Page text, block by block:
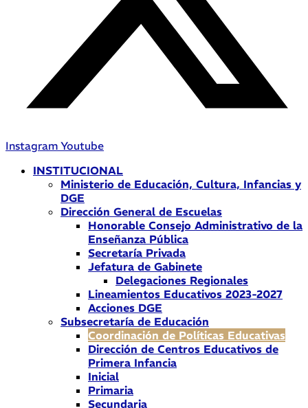
Instagram Youtube
INSTITUCIONAL
Ministerio de Educación, Cultura, Infancias y
DGE
Dirección General de Escuelas
Honorable Consejo Administrativo de la
Enseñanza Pública
Secretaría Privada
Jefatura de Gabinete
Delegaciones Regionales
Lineamientos Educativos 2023-2027
Acciones DGE
Subsecretaría de Educación
Coordinación de Políticas Educativas
Dirección de Centros Educativos de
Primera Infancia
Inicial
Primaria
Secundaria